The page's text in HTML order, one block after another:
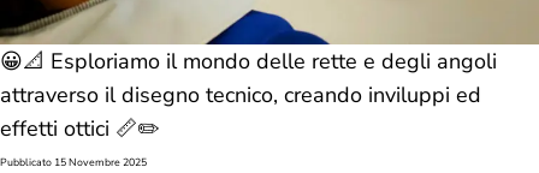
😀📐 Esploriamo il mondo delle rette e degli angoli
attraverso il disegno tecnico, creando inviluppi ed
effetti ottici 📏✏️
Pubblicato 15 Novembre 2025